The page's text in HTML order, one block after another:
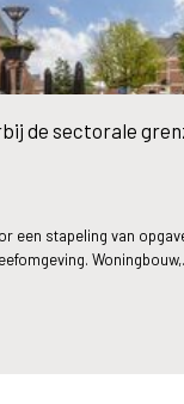
de sectorale
een stapeling van